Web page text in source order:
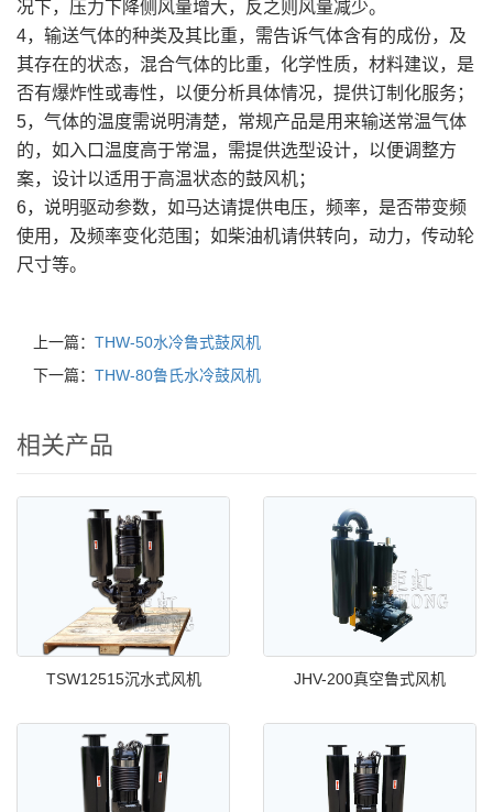
况下，压力下降侧风量增大，反之则风量减少。
4，输送气体的种类及其比重，需告诉气体含有的成份，及
其存在的状态，混合气体的比重，化学性质，材料建议，是
否有爆炸性或毒性，以便分析具体情况，提供订制化服务；
5，气体的温度需说明清楚，常规产品是用来输送常温气体
的，如入口温度高于常温，需提供选型设计，以便调整方
案，设计以适用于高温状态的鼓风机；
6，说明驱动参数，如马达请提供电压，频率，是否带变频
使用，及频率变化范围；如柴油机请供转向，动力，传动轮
尺寸等。
上一篇： THW-50水冷鲁式鼓风机
下一篇： THW-80鲁氏水冷鼓风机
相关产品
TSW12515沉水式风机 JHV-200真空鲁式风机